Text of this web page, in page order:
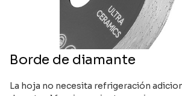
Borde de diamante
La hoja no necesita refrigeración